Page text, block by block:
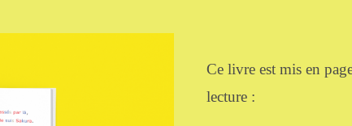
Ce livre est mis en
lecture :